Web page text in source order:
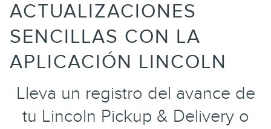
ACTUALIZACIONES
SENCILLAS CON LA
APLICACIÓN LINCOLN
Lleva un registro del avance de
tu Lincoln Pickup & Delivery o